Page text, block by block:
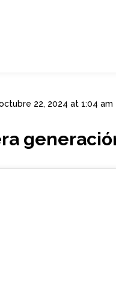
22, 2024 at 1:04 am